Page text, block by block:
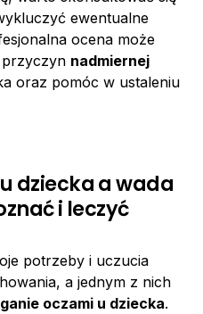
ewentualne
ocena może
przyczyn nadmiernej
oraz pomóc w ustaleniu
dziecka a wada
i leczyć
potrzeby i uczucia
a jednym z nich
oczami u dziecka.